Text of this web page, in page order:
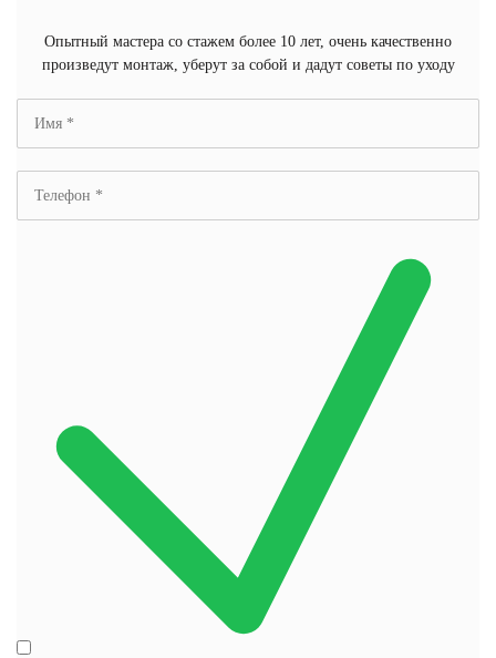
Опытный мастера со стажем более 10 лет, очень качественно
произведут монтаж, уберут за собой и дадут советы по уходу